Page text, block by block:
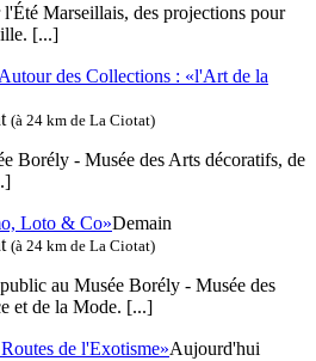
Marseillais, des projections pour
[...]
des Collections : «l'Art de la
(à 24 km de La Ciotat)
Borély - Musée des Arts décoratifs, de
Loto & Co»Demain
(à 24 km de La Ciotat)
au Musée Borély - Musée des
et de la Mode. [...]
de l'Exotisme»Aujourd'hui